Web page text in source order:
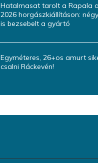
Hatalmasat tarolt a Rapala
2026 horgászkiállításon:
is bezsebelt a gyártó
Egyméteres, 26+os amurt
csalni Ráckevén!